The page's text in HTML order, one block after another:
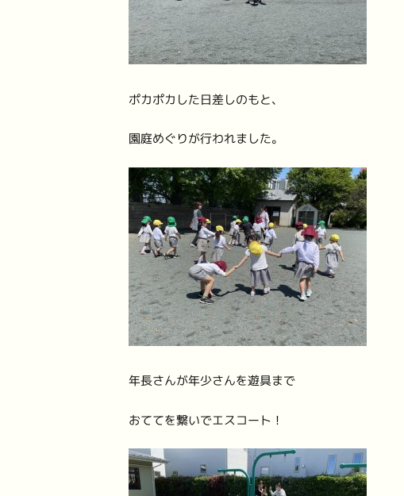
ポカポカした日差しのもと、
園庭めぐりが行われました。
年長さんが年少さんを遊具まで
おててを繋いでエスコート！